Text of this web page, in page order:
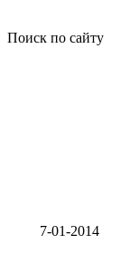
Поиск по сайту
7-01-2014